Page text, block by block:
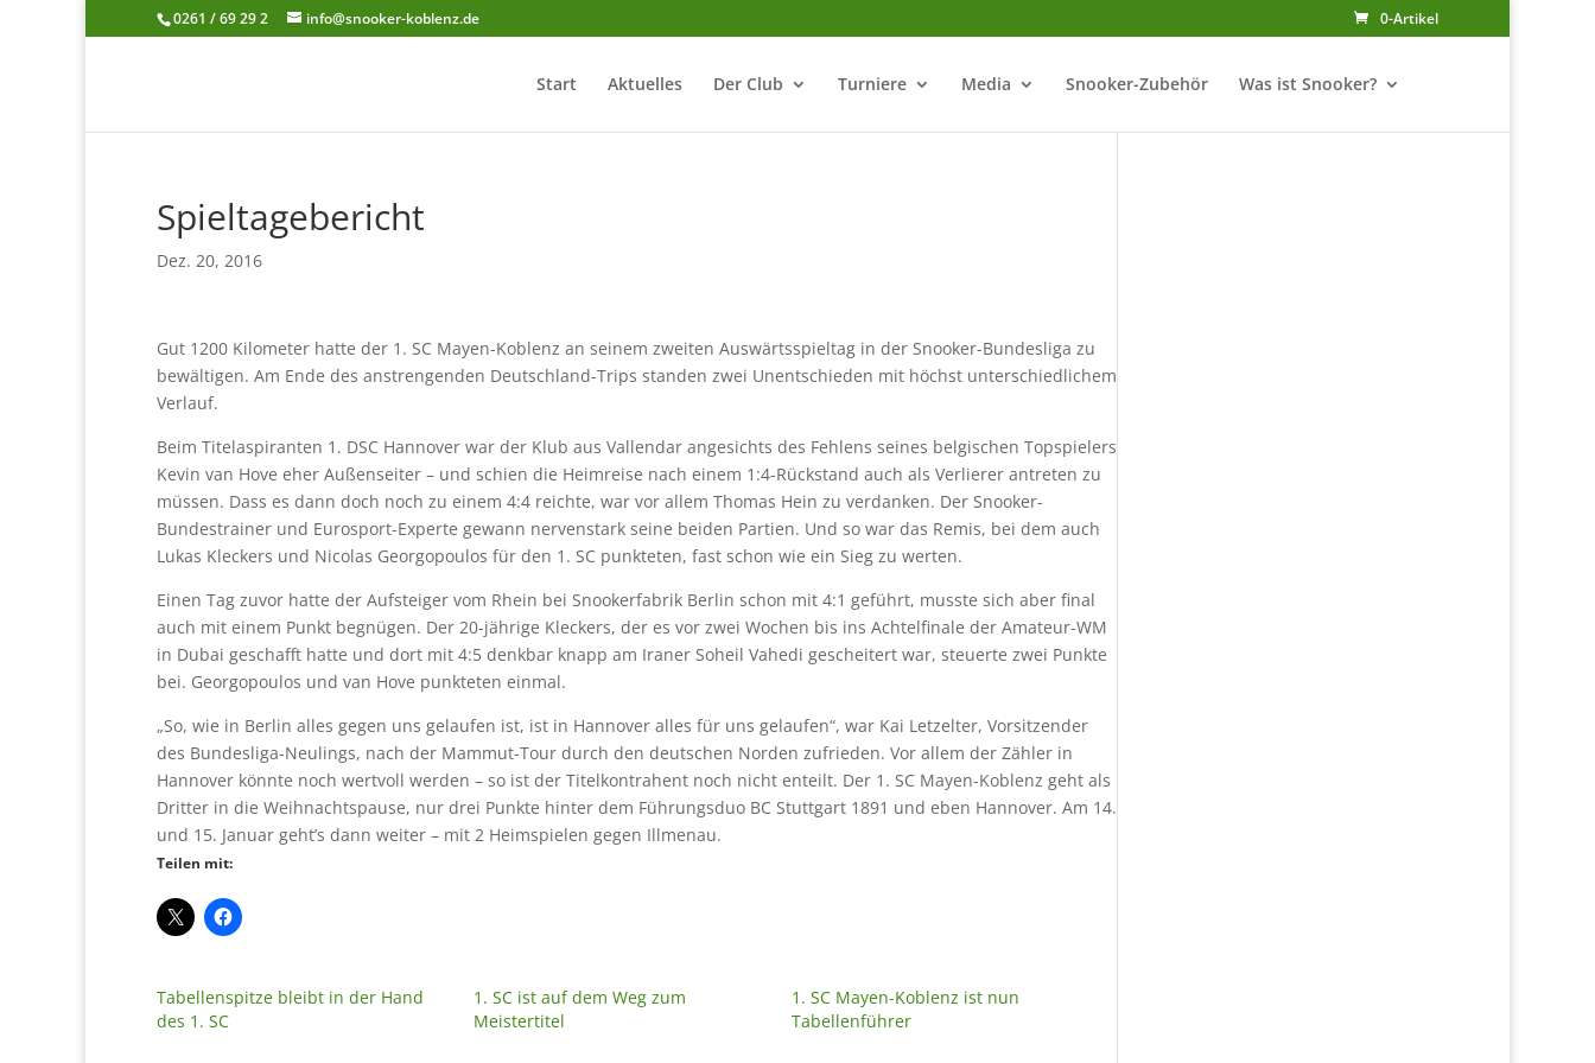
0261 / 69 29 2 info@snooker-koblenz.de 0-Artikel
Start Aktuelles Der Club Turniere Media Snooker-Zubehör Was ist Snooker?
Spieltagebericht
Dez. 20, 2016
Gut 1200 Kilometer hatte der 1. SC Mayen-Koblenz an seinem zweiten Auswärtsspieltag in der Snooker-Bundesliga zu
bewältigen. Am Ende des anstrengenden Deutschland-Trips standen zwei Unentschieden mit höchst unterschiedlichem
Verlauf.
Beim Titelaspiranten 1. DSC Hannover war der Klub aus Vallendar angesichts des Fehlens seines belgischen Topspielers
Kevin van Hove eher Außenseiter – und schien die Heimreise nach einem 1:4-Rückstand auch als Verlierer antreten zu
müssen. Dass es dann doch noch zu einem 4:4 reichte, war vor allem Thomas Hein zu verdanken. Der Snooker-
Bundestrainer und Eurosport-Experte gewann nervenstark seine beiden Partien. Und so war das Remis, bei dem auch
Lukas Kleckers und Nicolas Georgopoulos für den 1. SC punkteten, fast schon wie ein Sieg zu werten.
Einen Tag zuvor hatte der Aufsteiger vom Rhein bei Snookerfabrik Berlin schon mit 4:1 geführt, musste sich aber final
auch mit einem Punkt begnügen. Der 20-jährige Kleckers, der es vor zwei Wochen bis ins Achtelfinale der Amateur-WM
in Dubai geschafft hatte und dort mit 4:5 denkbar knapp am Iraner Soheil Vahedi gescheitert war, steuerte zwei Punkte
bei. Georgopoulos und van Hove punkteten einmal.
„So, wie in Berlin alles gegen uns gelaufen ist, ist in Hannover alles für uns gelaufen“, war Kai Letzelter, Vorsitzender
des Bundesliga-Neulings, nach der Mammut-Tour durch den deutschen Norden zufrieden. Vor allem der Zähler in
Hannover könnte noch wertvoll werden – so ist der Titelkontrahent noch nicht enteilt. Der 1. SC Mayen-Koblenz geht als
Dritter in die Weihnachtspause, nur drei Punkte hinter dem Führungsduo BC Stuttgart 1891 und eben Hannover. Am 14.
und 15. Januar geht’s dann weiter – mit 2 Heimspielen gegen Illmenau.
Teilen mit:
Tabellenspitze bleibt in der Hand
des 1. SC
1. SC ist auf dem Weg zum
Meistertitel
1. SC Mayen-Koblenz ist nun
Tabellenführer